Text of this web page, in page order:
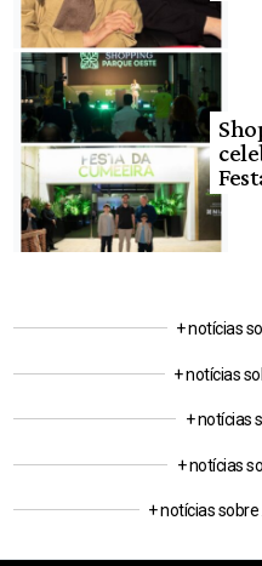
+ notícias
+ notícias
+ notícias
+ notícias
+ notícias sobre